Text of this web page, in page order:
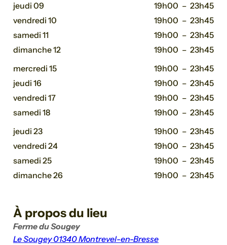
jeudi 09 19h00 – 23h45
vendredi 10
19h00 – 23h45
samedi 11
19h00 – 23h45
dimanche 12
19h00 – 23h45
mercredi 15
19h00 – 23h45
jeudi 16
19h00 – 23h45
vendredi 17
19h00 – 23h45
samedi 18
19h00 – 23h45
jeudi 23
19h00 – 23h45
vendredi 24
19h00 – 23h45
samedi 25
19h00 – 23h45
dimanche 26
19h00 – 23h45
À propos du lieu
Ferme du Sougey
Le Sougey 01340 Montrevel-en-Bresse